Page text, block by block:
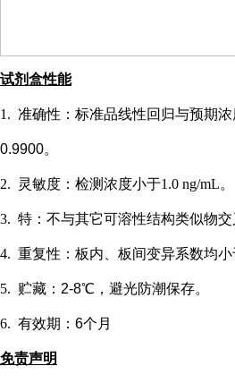
试剂盒性能
1. 准确性：标准品线性回归与预期
0.9900。
2. 灵敏度：检测浓度小于1.0 ng/mL。
3. 特：不与其它可溶性结构类似物交
4. 重复性：板内、板间变异系数均小
5. 贮藏： 2-8℃，避光防潮保存。
6. 有效期： 6个月
免责声明